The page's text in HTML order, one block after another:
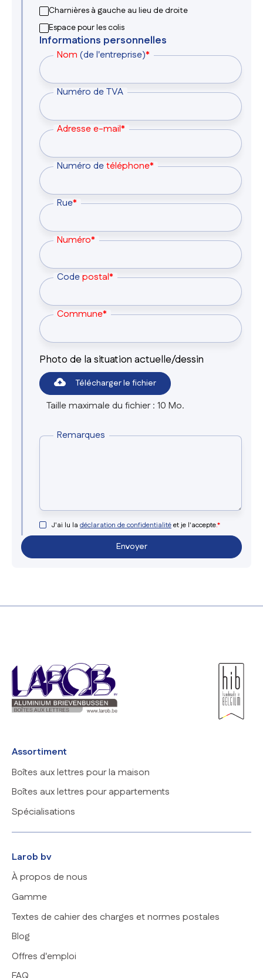
Charnières à gauche au lieu de droite
Espace pour les colis
Informations personnelles
Nom (de l'entreprise)*
Numéro de TVA
Adresse e-mail*
Numéro detéléphone*
Rue*
Numéro*
Codepostal*
Commune*
Photo de la situation actuelle/dessin
Télécharger le fichier
Taille maximale du fichier : 10 Mo.
Remarques
J'ai lu la déclaration de confidentialitéet je l'accepte.*
Larob bv
À propos de nous
Gamme
Textes de cahier des charges et normes postales
Blog
Offres d'emploi
Assortiment
Boîtes aux lettres pour la maison
Boîtes aux lettres pour appartements
Spécialisations